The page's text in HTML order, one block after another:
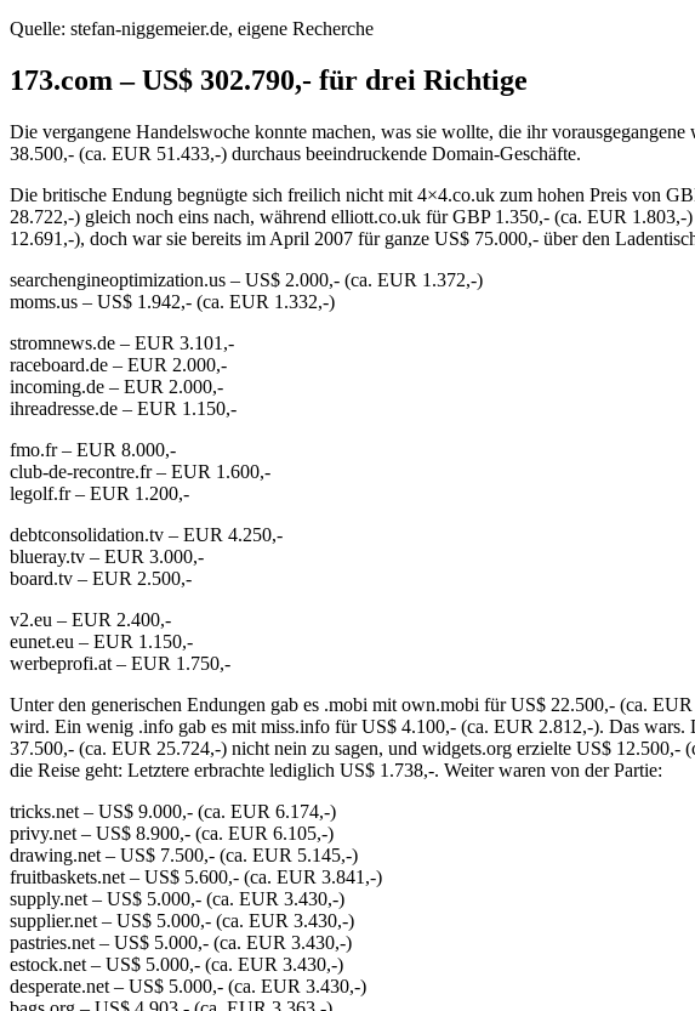
Quelle: stefan-niggemeier.de, eigene Recherche
173.com – US$ 302.790,- für drei Richtige
Die vergangene Handelswoche konnte machen, was sie wollte, die ihr
38.500,- (ca. EUR 51.433,-) durchaus beeindruckende Domain-Geschäfte.
Die britische Endung begnügte sich freilich nicht mit 4×4.co.uk zum hohen Preis von
28.722,-) gleich noch eins nach, während elliott.co.uk für GBP 1.350,- (ca. EUR
12.691,-), doch war sie bereits im April 2007 für ganze US$ 75.000,- über den
searchengineoptimization.us – US$ 2.000,- (ca. EUR 1.372,-)
moms.us – US$ 1.942,- (ca. EUR 1.332,-)
stromnews.de – EUR 3.101,-
raceboard.de – EUR 2.000,-
incoming.de – EUR 2.000,-
ihreadresse.de – EUR 1.150,-
fmo.fr – EUR 8.000,-
club-de-recontre.fr – EUR 1.600,-
legolf.fr – EUR 1.200,-
debtconsolidation.tv – EUR 4.250,-
blueray.tv – EUR 3.000,-
board.tv – EUR 2.500,-
v2.eu – EUR 2.400,-
eunet.eu – EUR 1.150,-
werbeprofi.at – EUR 1.750,-
Unter den generischen Endungen gab es .mobi mit own.mobi für US$ 22.500,- (ca.
wird. Ein wenig .info gab es mit miss.info für US$ 4.100,- (ca. EUR 2.812,-). Das wars.
37.500,- (ca. EUR 25.724,-) nicht nein zu sagen, und widgets.org erzielte US$
die Reise geht: Letztere erbrachte lediglich US$ 1.738,-. Weiter waren von der Partie:
tricks.net – US$ 9.000,- (ca. EUR 6.174,-)
privy.net – US$ 8.900,- (ca. EUR 6.105,-)
drawing.net – US$ 7.500,- (ca. EUR 5.145,-)
fruitbaskets.net – US$ 5.600,- (ca. EUR 3.841,-)
supply.net – US$ 5.000,- (ca. EUR 3.430,-)
supplier.net – US$ 5.000,- (ca. EUR 3.430,-)
pastries.net – US$ 5.000,- (ca. EUR 3.430,-)
estock.net – US$ 5.000,- (ca. EUR 3.430,-)
desperate.net – US$ 5.000,- (ca. EUR 3.430,-)